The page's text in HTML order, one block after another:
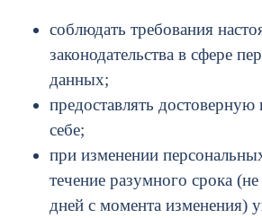
соблюдать требования
законодательства в сфере
данных;
предоставлять
себе;
при изменении
течение разумного срока
дней с момента изменения)